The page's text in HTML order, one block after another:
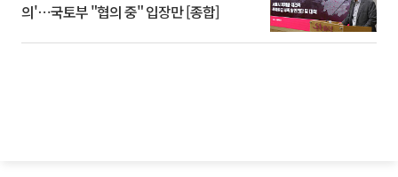
의'⋯국토부 "협의 중" 입장만 [종합]